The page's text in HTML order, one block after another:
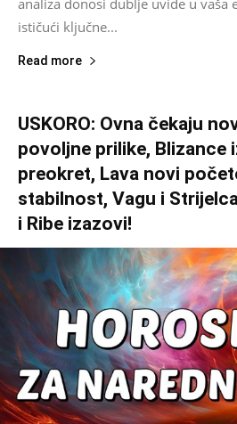
ističući ključne...
Read more
USKORO: Ovna čekaju
povoljne prilike, Blizance
preokret, Lava novi
stabilnost, Vagu i
i Ribe izazovi!